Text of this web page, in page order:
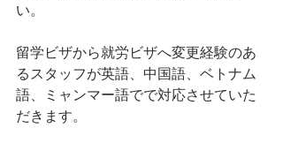
い。
留学ビザから就労ビザへ変更経験のあ
るスタッフが英語、中国語、ベトナム
語、ミャンマー語でで対応させていた
だきます。